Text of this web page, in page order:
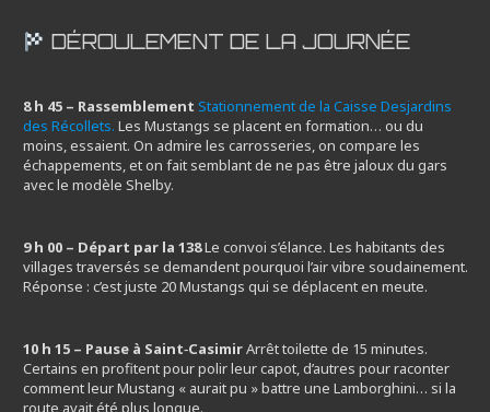
DÉROULEMENT DE LA JOURNÉE
8 h 45 – Rassemblement Stationnement de la Caisse Desjardins
des Récollets. Les Mustangs se placent en formation… ou du
moins, essaient. On admire les carrosseries, on compare les
échappements, et on fait semblant de ne pas être jaloux du gars
avec le modèle Shelby.
9 h 00 – Départ par la 138Le convoi s’élance. Les habitants des
villages traversés se demandent pourquoi l’air vibre soudainement.
Réponse : c’est juste 20 Mustangs qui se déplacent en meute.
10 h 15 – Pause à Saint‑CasimirArrêt toilette de 15 minutes.
Certains en profitent pour polir leur capot, d’autres pour raconter
comment leur Mustang « aurait pu » battre une Lamborghini… si la
route avait été plus longue.